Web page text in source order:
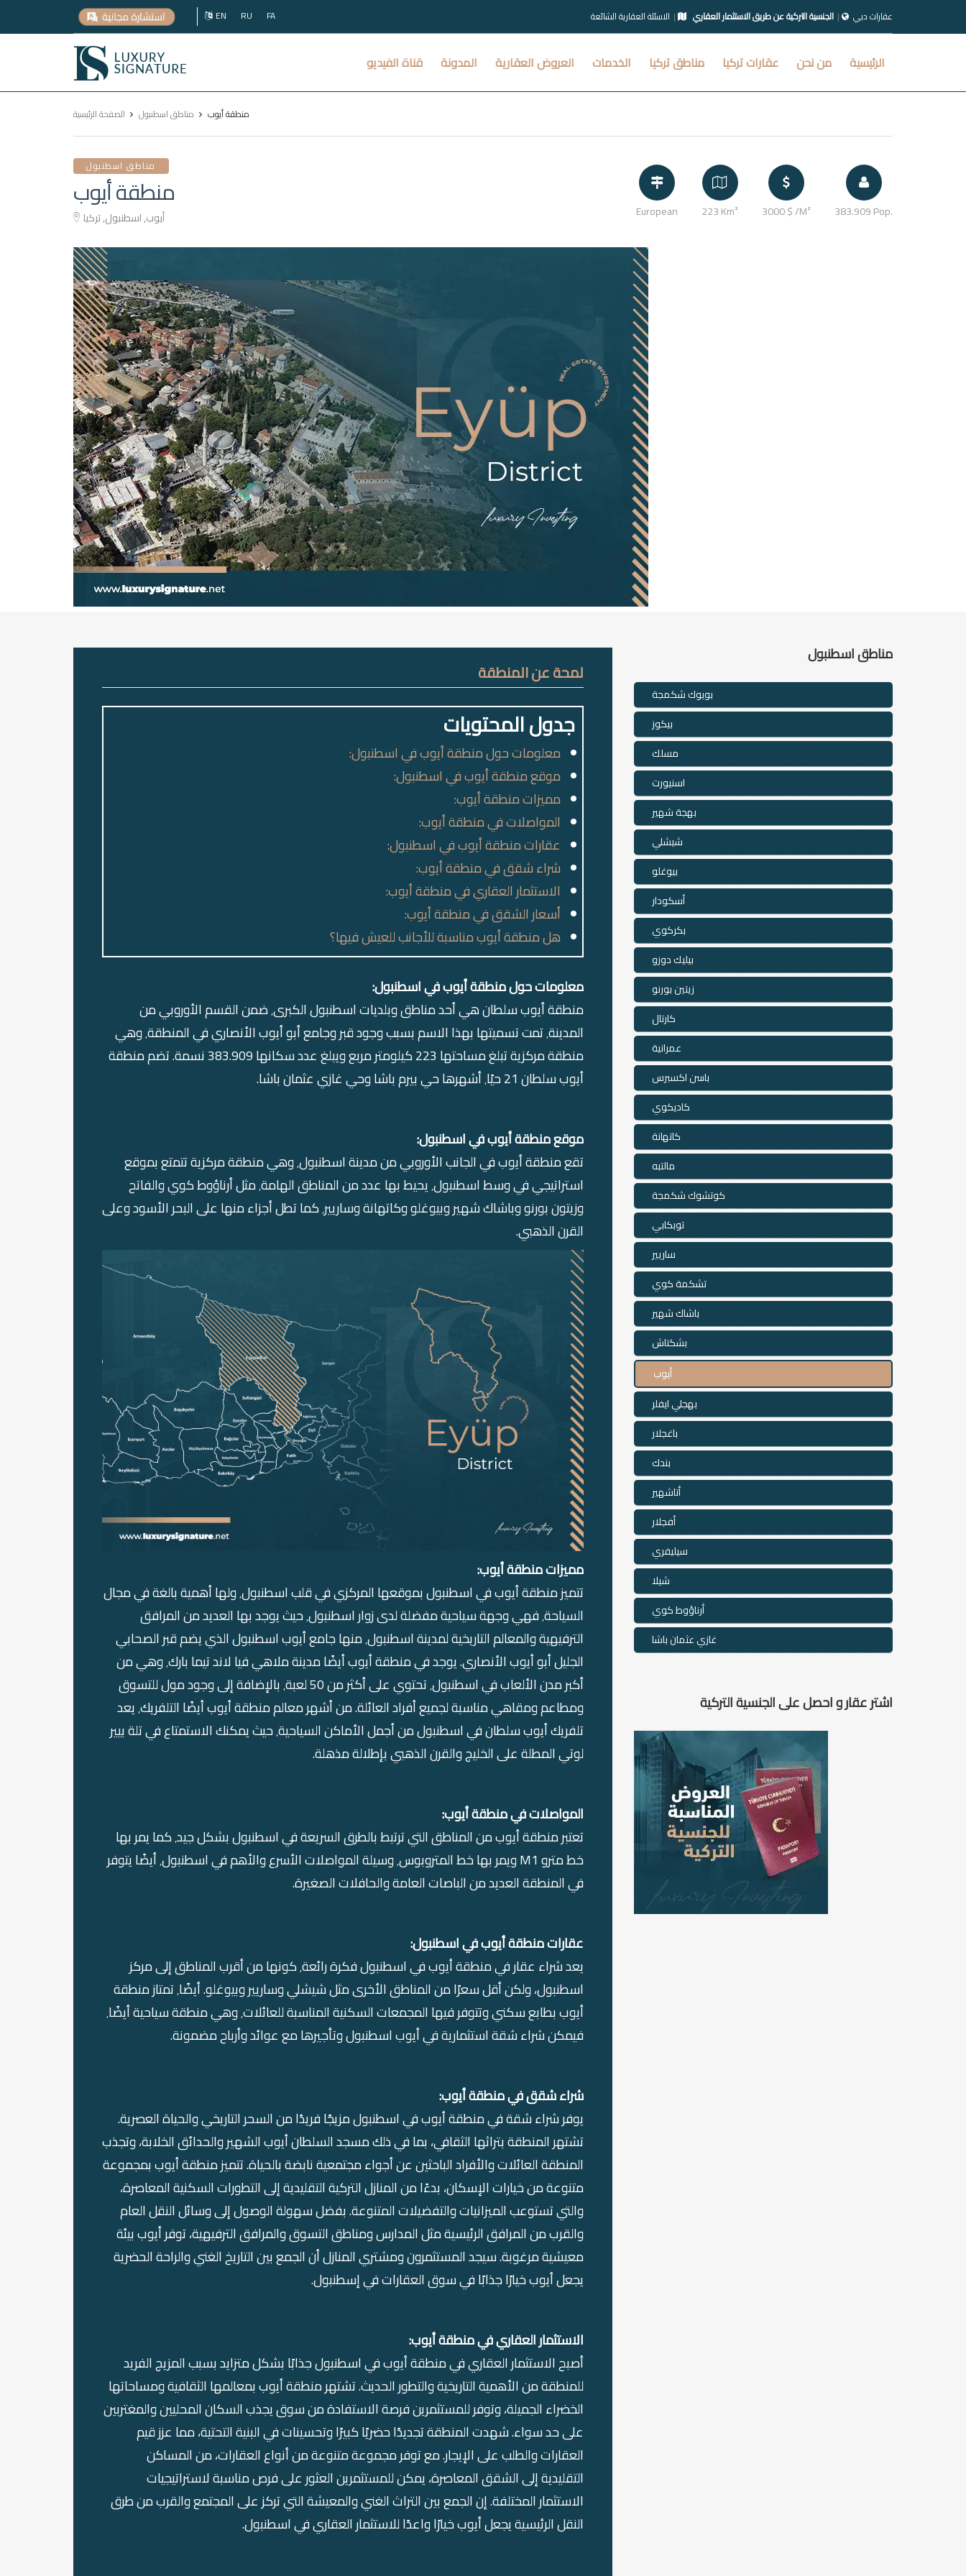
EN RU FA الاسئلة العقارية الشائعة الجنسية التركية عن طريق الاستثمار العقاري عقارات دبي
Luxury
Signature
الرئيسية من نحن عقارات تركيا مناطق تركيا الخدمات العروض العقارية المدونة قناة الفيديو
الصفحة الرئيسية مناطق اسطنبول منطقة أيوب
مناطق اسطنبول
منطقة أيوب
أيوب, اسطنبول, تركيا European 223 Km² 3000 $ /M² 383.909 Pop.
لمحة عن المنطقة
جدول المحتويات
معلومات حول منطقة أيوب في اسطنبول:
موقع منطقة أيوب في اسطنبول:
مميزات منطقة أيوب:
المواصلات في منطقة أيوب:
عقارات منطقة أيوب في اسطنبول:
شراء شقق في منطقة أيوب:
الاستثمار العقاري في منطقة أيوب:
أسعار الشقق في منطقة أيوب:
هل منطقة أيوب مناسبة للأجانب للعيش فيها؟
معلومات حول منطقة أيوب في اسطنبول:
منطقة أيوب سلطان هي أحد مناطق وبلديات اسطنبول الكبرى٬ ضمن القسم الأوروبي من
المدينة٬ تمت تسميتها بهذا الاسم بسبب وجود قبر وجامع أبو أيوب الأنصاري في المنطقة٬ وهي
منطقة مركزية تبلغ مساحتها 223 كيلومتر مربع ويبلغ عدد سكانها 383.909 نسمة. تضم منطقة
أيوب سلطان 21 حيًا٬ أشهرها حي بيرم باشا وحي غازي عثمان باشا.
موقع منطقة أيوب في اسطنبول:
تقع منطقة أيوب في الجانب الأوروبي من مدينة اسطنبول٬ وهي منطقة مركزية تتمتع بموقع
استراتيجي في وسط اسطنبول٬ يحيط بها عدد من المناطق الهامة٬ مثل أرناؤوط كوي والفاتح
وزيتون بورنو وباشاك شهير وبيوغلو وكاتهانة وساريير٬ كما تطل أجزاء منها على البحر الأسود وعلى
القرن الذهبي.
مميزات منطقة أيوب:
تتميز منطقة أيوب في اسطنبول بموقعها المركزي في قلب اسطنبول٬ ولها أهمية بالغة في مجال
السياحة٬ فهي وجهة سياحية مفضلة لدى زوار اسطنبول٬ حيث يوجد بها العديد من المرافق
الترفيهية والمعالم التاريخية لمدينة اسطنبول٬ منها جامع أيوب اسطنبول الذي يضم قبر الصحابي
الجليل أبو أيوب الأنصاري. يوجد في منطقة أيوب أيضًا مدينة ملاهي فيا لاند تيما بارك٬ وهي من
أكبر مدن الألعاب في اسطنبول٬ تحتوي على أكثر من 50 لعبة٬ بالإضافة إلى وجود مول للتسوق
ومطاعم ومقاهي مناسبة لجميع أفراد العائلة. من أشهر معالم منطقة أيوب أيضًا التلفريك٬ يعد
تلفريك أيوب سلطان في اسطنبول من أجمل الأماكن السياحية٬ حيث يمكنك الاستمتاع في تلة بيير
لوتي المطلة على الخليج والقرن الذهبي بإطلالة مذهلة.
المواصلات في منطقة أيوب:
تعتبر منطقة أيوب من المناطق التي ترتبط بالطرق السريعة في اسطنبول بشكل جيد٬ كما يمر بها
خط مترو M1 ويمر بها خط المتروبوس٬ وسيلة المواصلات الأسرع والأهم في اسطنبول٬ أيضًا يتوفر
في المنطقة العديد من الباصات العامة والحافلات الصغيرة.
عقارات منطقة أيوب في اسطنبول:
يعد شراء عقار في منطقة أيوب في اسطنبول فكرة رائعة٬ كونها من أقرب المناطق إلى مركز
اسطنبول، ولكن أقل سعرًا من المناطق الأخرى مثل شيشلي وساريير وبيوغلو. أيضًا٬ تمتاز منطقة
أيوب بطابع سكني وتتوفر فيها المجمعات السكنية المناسبة للعائلات٬ وهي منطقة سياحية أيضًا٬
فيمكن شراء شقة استثمارية في أيوب اسطنبول وتأجيرها مع عوائد وأرباح مضمونة.
شراء شقق في منطقة أيوب:
يوفر شراء شقة في منطقة أيوب في اسطنبول مزيجًا فريدًا من السحر التاريخي والحياة العصرية.
تشتهر المنطقة بتراثها الثقافي، بما في ذلك مسجد السلطان أيوب الشهير والحدائق الخلابة، وتجذب
المنطقة العائلات والأفراد الباحثين عن أجواء مجتمعية نابضة بالحياة. تتميز منطقة أيوب بمجموعة
متنوعة من خيارات الإسكان، بدءًا من المنازل التركية التقليدية إلى التطورات السكنية المعاصرة،
والتي تستوعب الميزانيات والتفضيلات المتنوعة. بفضل سهولة الوصول إلى وسائل النقل العام
والقرب من المرافق الرئيسية مثل المدارس ومناطق التسوق والمرافق الترفيهية، توفر أيوب بيئة
معيشية مرغوبة. سيجد المستثمرون ومشتري المنازل أن الجمع بين التاريخ الغني والراحة الحضرية
يجعل أيوب خيارًا جذابًا في سوق العقارات في إسطنبول.
الاستثمار العقاري في منطقة أيوب:
أصبح الاستثمار العقاري في منطقة أيوب في اسطنبول جذابًا بشكل متزايد بسبب المزيج الفريد
للمنطقة من الأهمية التاريخية والتطور الحديث. تشتهر منطقة أيوب بمعالمها الثقافية ومساحاتها
الخضراء الجميلة، وتوفر للمستثمرين فرصة الاستفادة من سوق يجذب السكان المحليين والمغتربين
على حد سواء. شهدت المنطقة تجديدًا حضريًا كبيرًا وتحسينات في البنية التحتية، مما عزز قيم
العقارات والطلب على الإيجار. مع توفر مجموعة متنوعة من أنواع العقارات، من المساكن
التقليدية إلى الشقق المعاصرة، يمكن للمستثمرين العثور على فرص مناسبة لاستراتيجيات
الاستثمار المختلفة. إن الجمع بين التراث الغني والمعيشة التي تركز على المجتمع والقرب من طرق
النقل الرئيسية يجعل أيوب خيارًا واعدًا للاستثمار العقاري في اسطنبول.
مناطق اسطنبول
بويوك شكمجة
بيكوز
مسلك
اسنيورت
بهجة شهير
شيشلي
بيوغلو
أسكودار
بكركوي
بيليك دوزو
زيتين بورنو
كارتال
عمرانية
باسن اكسبرس
كاديكوي
كاتهانة
مالتبه
كوتشوك شكمجة
توبكابي
ساريير
تشكمة كوي
باشاك شهير
بشكتاش
أيوب
بهجلي ايفلر
باغجلار
بندك
أتاشهير
أفجلار
سيليفري
شيلا
أرناؤوط كوي
غازي عثمان باشا
اشتر عقار و احصل على الجنسية التركية